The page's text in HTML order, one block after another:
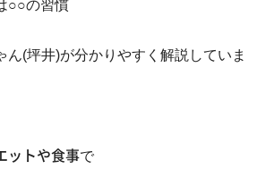
○○の習慣
ん(坪井)が分かりやすく解説していま
ットや食事で